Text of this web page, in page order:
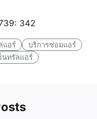
342
แอร์
บริการซ่อมแอร์
นทรัลแอร์